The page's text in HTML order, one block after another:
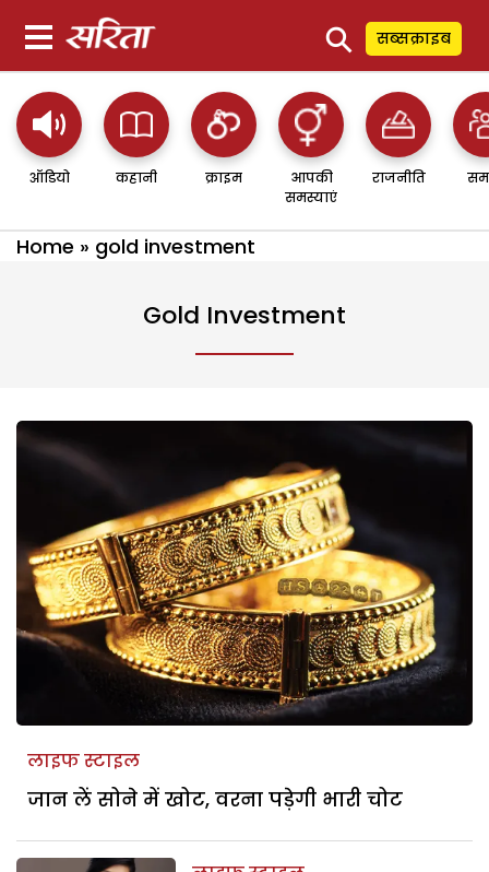
⚲ सब्सक्राइब
ऑडियो कहानी क्राइम
आपकी
समस्याएं
राजनीति
Home » gold investment
Gold Investment
लाइफ स्टाइल
जान लें सोने में खोट, वरना पड़ेगी भारी चोट